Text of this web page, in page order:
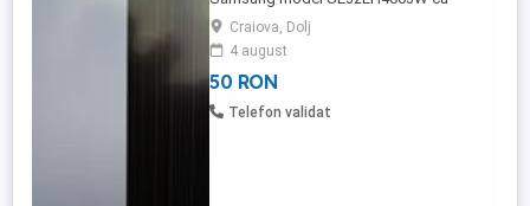
display-ul defect . A ramas numai
difuzoarele , cablul LVDS , butonul de
pornire si carcasa . Pentru disponibilitatea
componentelor trimiteti mesaj sau contact
telefonic . Expediere prin curier cu
Craiova, Dolj
4 august
50 RON
Telefon validat